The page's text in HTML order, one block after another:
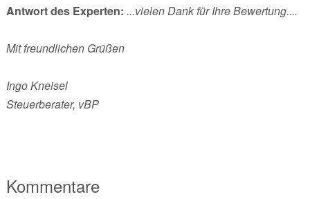
Antwort des Experten: ...vielen Dank für Ihre Bewertung....
Mit freundlichen Grüßen
Ingo Kneisel
Steuerberater, vBP
Kommentare